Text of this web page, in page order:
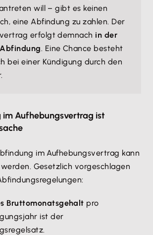
will – gibt es keinen
eine Abfindung zu zahlen. Der
erfolgt demnach in der
. Eine Chance besteht
bei einer Kündigung durch den
im Aufhebungsvertrag ist
im Aufhebungsvertrag kann
Gesetzlich vorgeschlagen
Bruttomonatsgehalt pro
ist der